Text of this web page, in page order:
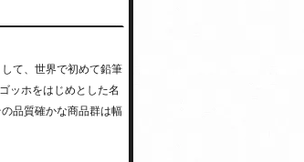
て、世界で初めて鉛筆
ッホをはじめとした名
品質確かな商品群は幅